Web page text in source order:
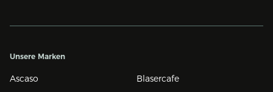
Unsere Marken
Ascaso
Blasercafe